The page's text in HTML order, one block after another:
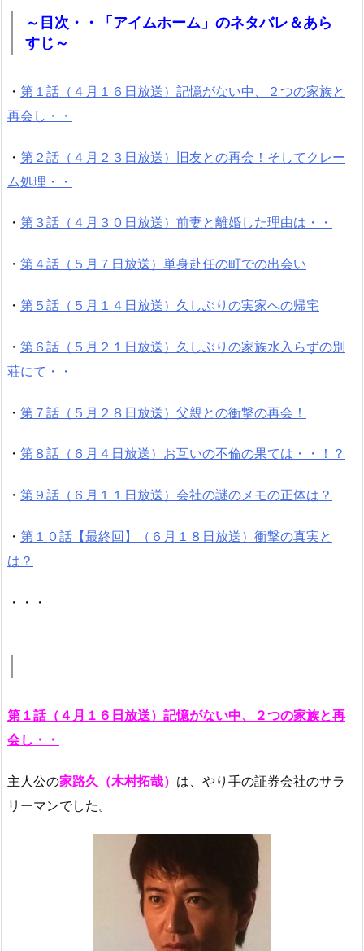
～目次・・「アイムホーム」のネタバレ＆あら
すじ～
・ 第１話（４月１６日放送）記憶がない中、２つの家族と
再会し・・
・ 第２話（４月２３日放送）旧友との再会！そしてクレー
ム処理・・
・ 第３話（４月３０日放送）前妻と離婚した理由は・・
・ 第４話（５月７日放送）単身赴任の町での出会い
・ 第５話（５月１４日放送）久しぶりの実家への帰宅
・ 第６話（５月２１日放送）久しぶりの家族水入らずの別
荘にて・・
・ 第７話（５月２８日放送）父親との衝撃の再会！
・ 第８話（６月４日放送）お互いの不倫の果ては・・！？
・ 第９話（６月１１日放送）会社の謎のメモの正体は？
・ 第１０話【最終回】（６月１８日放送）衝撃の真実と
は？
・・・
第１話（４月１６日放送）記憶がない中、２つの家族と再
会し・・
主人公の家路久（木村拓哉） は、やり手の証券会社のサラ
リーマンでした。